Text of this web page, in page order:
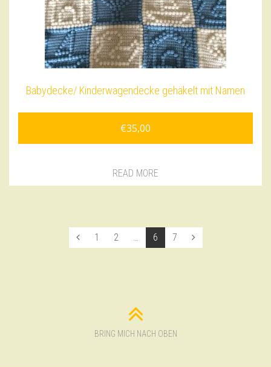
Babydecke/ Kinderwagendecke gehäkelt mit Namen
€35,00
READ MORE
Seiten:
Vorherige
1 2 … 6 7
BRING MICH NACH OBEN